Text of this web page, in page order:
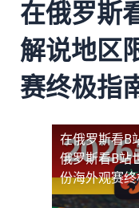
在俄罗斯
解说地区
赛终极指
在俄罗斯看B
俄罗斯看B站
份海外观赛